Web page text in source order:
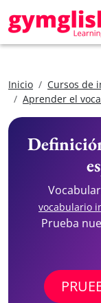
Inicio
Cursos de
Aprender el
vocabulario
Prueba